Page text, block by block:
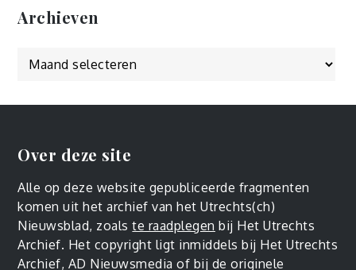
Archieven
Over deze site
Alle op deze website gepubliceerde fragmenten
komen uit het archief van het Utrechts(ch)
Nieuwsblad, zoalste raadplegen bij Het Utrechts
Archief. Het copyright ligt inmiddels bij Het Utrechts
Archief, AD Nieuwsmedia of bij de originele